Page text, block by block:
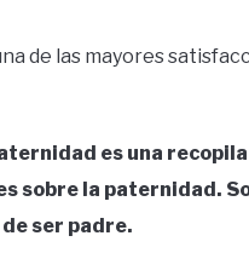
de las mayores
es una
sobre la paternidad.
ser padre.